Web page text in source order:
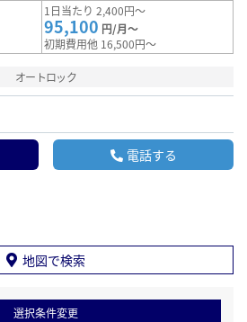
1日当たり 2,400円～
95,100 円/月～
初期費用他 16,500円～
オートロック
電話する
地図で検索
選択条件変更